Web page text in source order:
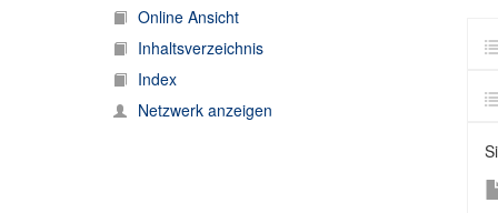
Online Ansicht
Inhaltsverzeichnis
Index
Netzwerk anzeigen